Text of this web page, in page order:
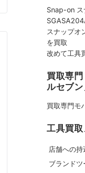
Snap-on ス
スナップオ
を買取
改めて工具
買取専
ルセブン
買取専門モ
工具買
店舗への
ブランドツ